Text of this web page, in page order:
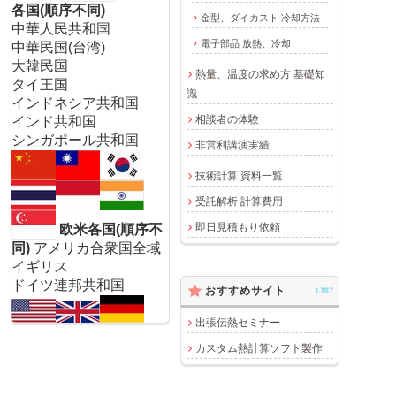
金型、ダイカスト 冷却方法
電子部品 放熱、冷却
熱量、温度の求め方 基礎知
識
相談者の体験
非営利講演実績
技術計算 資料一覧
受託解析 計算費用
即日見積もり依頼
各国(順序不同)
中華人民共和国
中華民国(台湾)
大韓民国
タイ王国
インドネシア共和国
インド共和国
シンガポール共和国
欧米各国(順序不
同) アメリカ合衆国全域
イギリス
ドイツ連邦共和国
おすすめサイト LIST
出張伝熱セミナー
カスタム熱計算ソフト製作